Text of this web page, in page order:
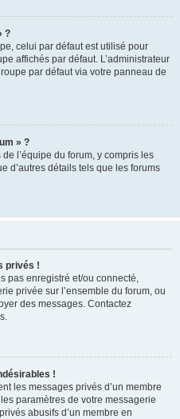
?
celui par défaut est utilisé pour
affichés par défaut. L’administrateur
par défaut via votre panneau de
» ?
l’équipe du forum, y compris les
d’autres détails tels que les forums
privés !
pas enregistré et/ou connecté,
privée sur l’ensemble du forum, ou
des messages. Contactez
!
les messages privés d’un membre
paramètres de votre messagerie
abusifs d’un membre en